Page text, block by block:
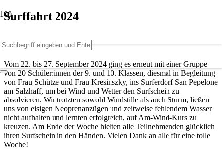
Surffahrt 2024
Vom 22. bis 27. September 2024 ging es erneut mit einer Gruppe
von 20 Schüler:innen der 9. und 10. Klassen, diesmal in Begleitung
von Frau Schütze und Frau Kresinszky, ins Surferdorf San Pepelone
am Salzhaff, um bei Wind und Wetter den Surfschein zu
absolvieren. Wir trotzten sowohl Windstille als auch Sturm, ließen
uns von eisigen Neoprenanzügen und zeitweise fehlendem Wasser
nicht aufhalten und lernten erfolgreich, auf Am-Wind-Kurs zu
kreuzen. Am Ende der Woche hielten alle Teilnehmenden glücklich
ihren Surfschein in den Händen. Vielen Dank an alle für eine tolle
Woche!